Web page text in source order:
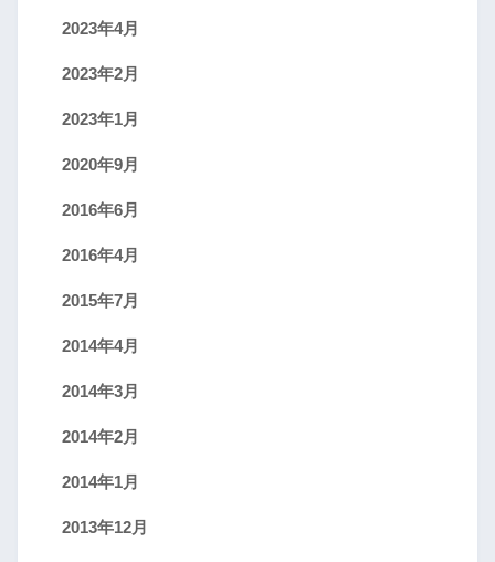
2023年4月
2023年2月
2023年1月
2020年9月
2016年6月
2016年4月
2015年7月
2014年4月
2014年3月
2014年2月
2014年1月
2013年12月